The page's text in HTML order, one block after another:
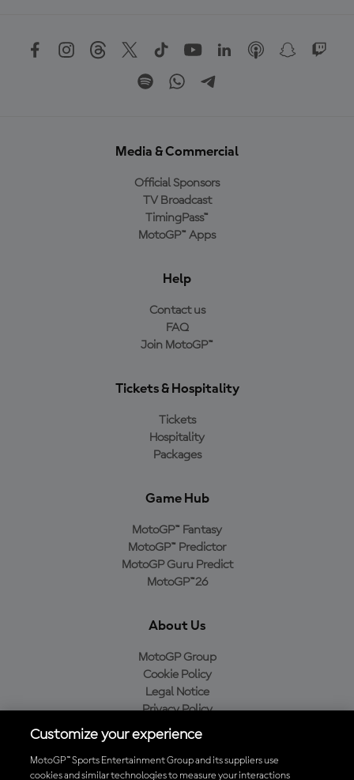
Media & Commercial
Official Sponsors
TV Broadcast
TimingPass™
MotoGP™ Apps
Help
Contact us
FAQ
Join MotoGP™
Tickets & Hospitality
Tickets
Hospitality
Packages
Game Hub
MotoGP™ Fantasy
MotoGP™ Predictor
MotoGP Guru Predict
MotoGP™26
About Us
MotoGP Group
Cookie Policy
Legal Notice
Privacy Policy
Purchase Policy
Customize your experience
MotoGP™ Sports Entertainment Group and its suppliers use
cookies and similar technologies to measure your interactions